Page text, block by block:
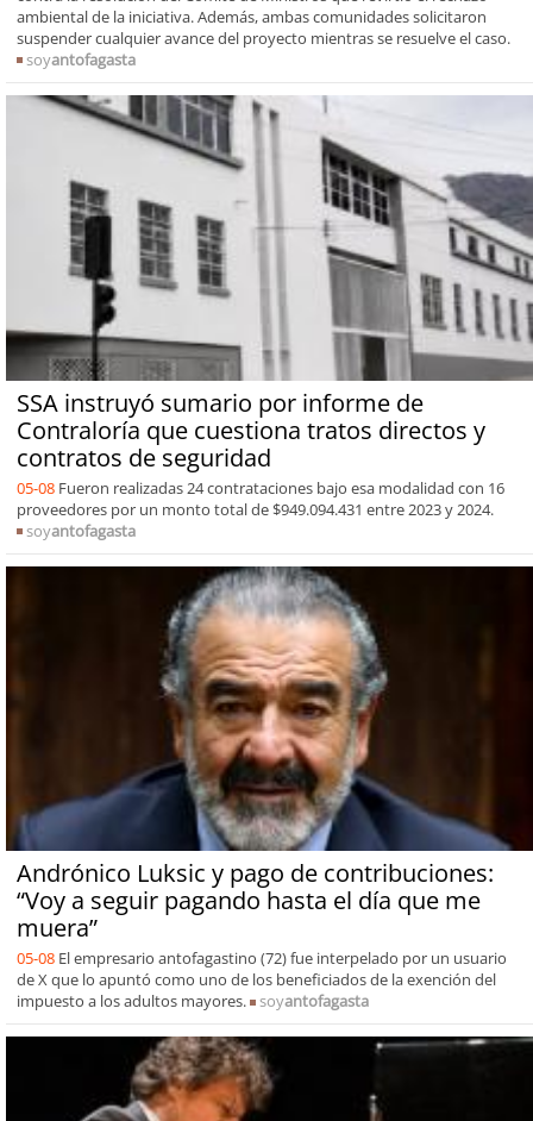
ambiental de la iniciativa. Además, ambas comunidades solicitaron
suspender cualquier avance del proyecto mientras se resuelve el caso.
soyantofagasta
SSA instruyó sumario por informe de
Contraloría que cuestiona tratos directos y
contratos de seguridad
05-08 Fueron realizadas 24 contrataciones bajo esa modalidad con 16
proveedores por un monto total de $949.094.431 entre 2023 y 2024.
soyantofagasta
Andrónico Luksic y pago de contribuciones:
“Voy a seguir pagando hasta el día que me
muera”
05-08 El empresario antofagastino (72) fue interpelado por un usuario
de X que lo apuntó como uno de los beneficiados de la exención del
impuesto a los adultos mayores.
soyantofagasta